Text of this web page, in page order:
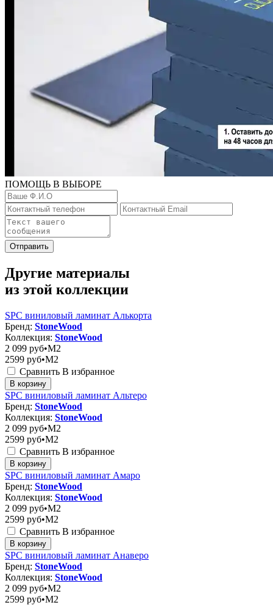
ПОМОЩЬ В ВЫБОРЕ
Отправить
Другие материалы
из этой коллекции
SPC виниловый ламинат Алькорта
Бренд: StoneWood
Коллекция: StoneWood
2 099 руб•M2
2599 руб•M2
Сравнить В избранное
В корзину
SPC виниловый ламинат Альтеро
Бренд: StoneWood
Коллекция: StoneWood
2 099 руб•M2
2599 руб•M2
Сравнить В избранное
В корзину
SPC виниловый ламинат Амаро
Бренд: StoneWood
Коллекция: StoneWood
2 099 руб•M2
2599 руб•M2
Сравнить В избранное
В корзину
SPC виниловый ламинат Анаверо
Бренд: StoneWood
Коллекция: StoneWood
2 099 руб•M2
2599 руб•M2